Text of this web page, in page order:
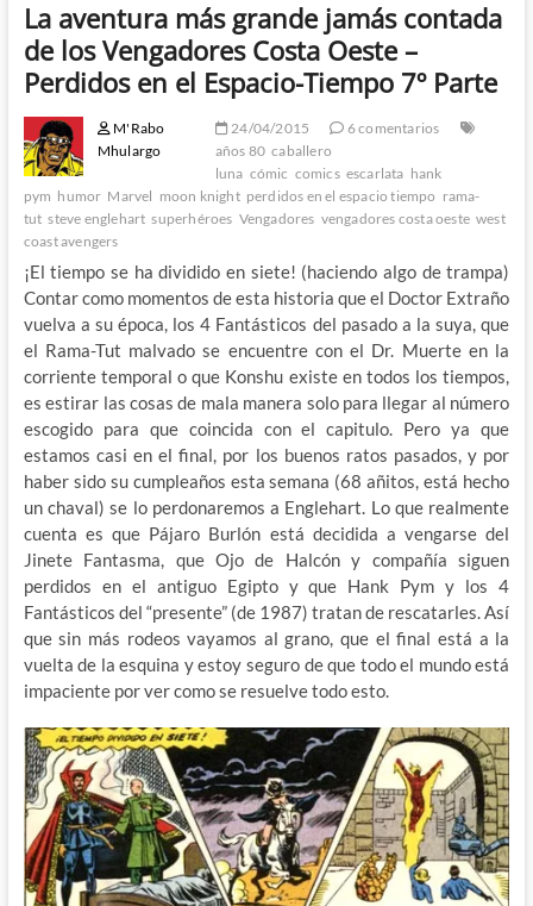
La aventura más grande jamás contada
de los Vengadores Costa Oeste –
Perdidos en el Espacio-Tiempo 7º Parte
M'Rabo
Mhulargo
24/04/2015
6 comentarios
años 80 caballero
luna cómic comics escarlata hank
pym humor Marvel moon knight perdidos en el espacio tiempo rama-
tut steve englehart superhéroes Vengadores vengadores costa oeste west
coast avengers
¡El tiempo se ha dividido en siete! (haciendo algo de trampa)
Contar como momentos de esta historia que el Doctor Extraño
vuelva a su época, los 4 Fantásticos del pasado a la suya, que
el Rama-Tut malvado se encuentre con el Dr. Muerte en la
corriente temporal o que Konshu existe en todos los tiempos,
es estirar las cosas de mala manera solo para llegar al número
escogido para que coincida con el capitulo. Pero ya que
estamos casi en el final, por los buenos ratos pasados, y por
haber sido su cumpleaños esta semana (68 añitos, está hecho
un chaval) se lo perdonaremos a Englehart. Lo que realmente
cuenta es que Pájaro Burlón está decidida a vengarse del
Jinete Fantasma, que Ojo de Halcón y compañía siguen
perdidos en el antiguo Egipto y que Hank Pym y los 4
Fantásticos del “presente” (de 1987) tratan de rescatarles. Así
que sin más rodeos vayamos al grano, que el final está a la
vuelta de la esquina y estoy seguro de que todo el mundo está
impaciente por ver como se resuelve todo esto.